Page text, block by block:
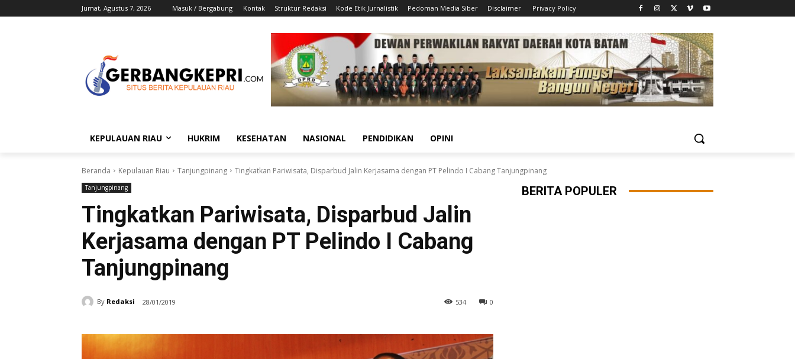
Jumat, Agustus 7, 2026 Masuk / Bergabung Kontak Struktur Redaksi Kode Etik Jurnalistik Pedoman Media Siber Disclaimer Privacy Policy
KEPULAUAN RIAU HUKRIM KESEHATAN NASIONAL PENDIDIKAN OPINI
Beranda Kepulauan Riau Tanjungpinang Tingkatkan Pariwisata, Disparbud Jalin Kerjasama dengan PT Pelindo I Cabang Tanjungpinang
Tanjungpinang
Tingkatkan Pariwisata, Disparbud Jalin
Kerjasama dengan PT Pelindo I Cabang
Tanjungpinang
By Redaksi 28/01/2019 0
534
BERITA POPULER